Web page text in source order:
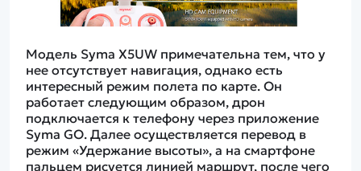
Модель Syma X5UW примечательна тем, что у
нее отсутствует навигация, однако есть
интересный режим полета по карте. Он
работает следующим образом, дрон
подключается к телефону через приложение
Syma GO. Далее осуществляется перевод в
режим «Удержание высоты», а на смартфоне
пальцем рисуется линией маршрут, после чего